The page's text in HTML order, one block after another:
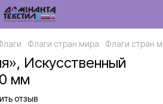
Флаги стран мира Флаги стран
Искусственный
мм
отзыв